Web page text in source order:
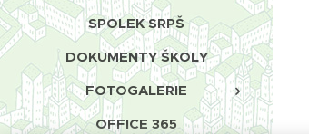
SPOLEK SRPŠ
DOKUMENTY ŠKOLY
FOTOGALERIE
OFFICE 365